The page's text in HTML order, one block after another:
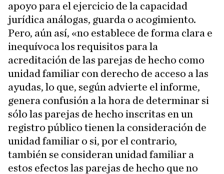
apoyo para el ejercicio de la capacidad
jurídica análogas, guarda o acogimiento.
Pero, aún así, «no establece de forma clara e
inequívoca los requisitos para la
acreditación de las parejas de hecho como
unidad familiar con derecho de acceso a las
ayudas, lo que, según advierte el informe,
genera confusión a la hora de determinar si
sólo las parejas de hecho inscritas en un
registro público tienen la consideración de
unidad familiar o si, por el contrario,
también se consideran unidad familiar a
estos efectos las parejas de hecho que no